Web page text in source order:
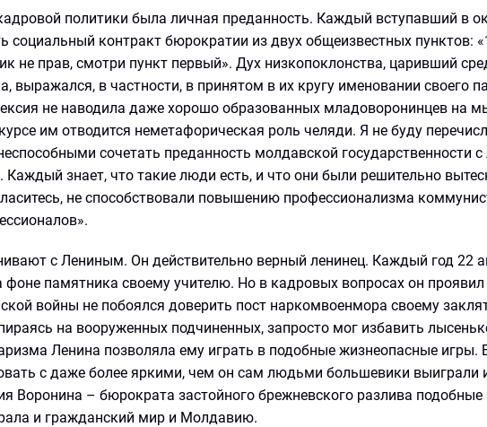
политики была личная преданность. Каждый вступавший в
социальный контракт бюрократии из двух общеизвестных пунктов:
не прав, смотри пункт первый». Дух низкопоклонства, царивший
выражался, в частности, в принятом в их кругу именовании своего
не наводила даже хорошо образованных младоворонинцев на
им отводится неметафорическая роль челяди. Я не буду
сочетать преданность молдавской государственности
знает, что такие люди есть, и что они были решительно
не способствовали повышению профессионализма
с Лениным. Он действительно верный ленинец. Каждый год 22
фоне памятника своему учителю. Но в кадровых вопросах он
войны не побоялся доверить пост наркомвоенмора своему
на вооруженных подчиненных, запросто мог избавить
Ленина позволяла ему играть в подобные жизнеопасные игры.
с даже более яркими, чем он сам людьми большевики выиграли
Воронина – бюрократа застойного брежневского разлива
и гражданский мир и Молдавию.